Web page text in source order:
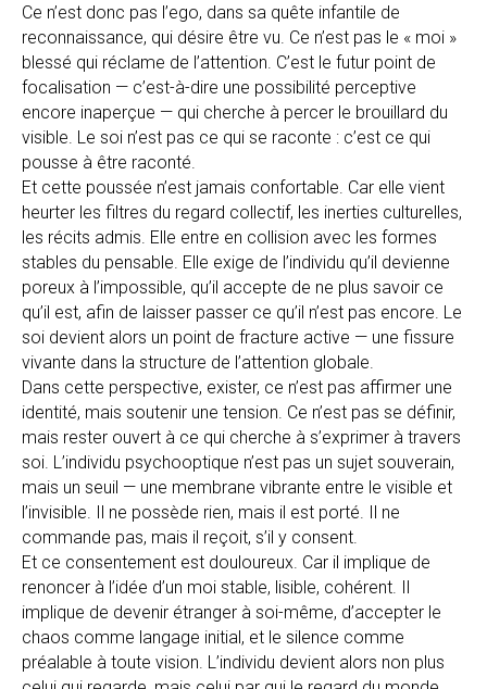
Ce n’est donc pas l’ego, dans sa quête infantile de
reconnaissance, qui désire être vu. Ce n’est pas le « moi »
blessé qui réclame de l’attention. C’est le futur point de
focalisation — c’est-à-dire une possibilité perceptive
encore inaperçue — qui cherche à percer le brouillard du
visible. Le soi n’est pas ce qui se raconte : c’est ce qui
pousse à être raconté.
Et cette poussée n’est jamais confortable. Car elle vient
heurter les filtres du regard collectif, les inerties culturelles,
les récits admis. Elle entre en collision avec les formes
stables du pensable. Elle exige de l’individu qu’il devienne
poreux à l’impossible, qu’il accepte de ne plus savoir ce
qu’il est, afin de laisser passer ce qu’il n’est pas encore. Le
soi devient alors un point de fracture active — une fissure
vivante dans la structure de l’attention globale.
Dans cette perspective, exister, ce n’est pas affirmer une
identité, mais soutenir une tension. Ce n’est pas se définir,
mais rester ouvert à ce qui cherche à s’exprimer à travers
soi. L’individu psychooptique n’est pas un sujet souverain,
mais un seuil — une membrane vibrante entre le visible et
l’invisible. Il ne possède rien, mais il est porté. Il ne
commande pas, mais il reçoit, s’il y consent.
Et ce consentement est douloureux. Car il implique de
renoncer à l’idée d’un moi stable, lisible, cohérent. Il
implique de devenir étranger à soi-même, d’accepter le
chaos comme langage initial, et le silence comme
préalable à toute vision. L’individu devient alors non plus